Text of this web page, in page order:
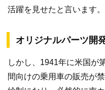
活躍を見せたと言います。
オリジナルパーツ開
しかし、1941年に米国が
間向けの乗用車の販売が